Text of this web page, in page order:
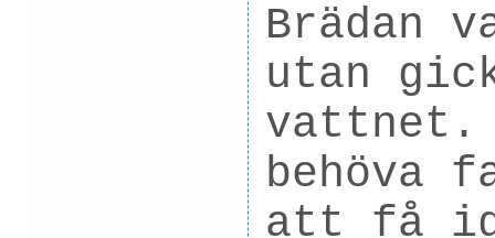
Brädan
utan
vattnet.
behöva
att få